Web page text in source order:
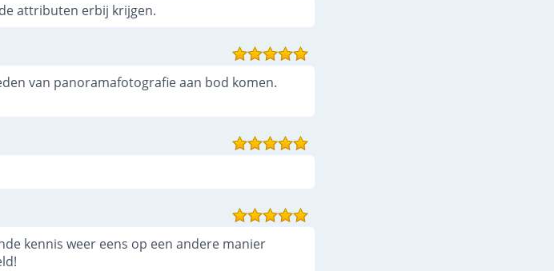
attributen erbij krijgen.
van panoramafotografie aan bod komen.
kennis weer eens op een andere manier